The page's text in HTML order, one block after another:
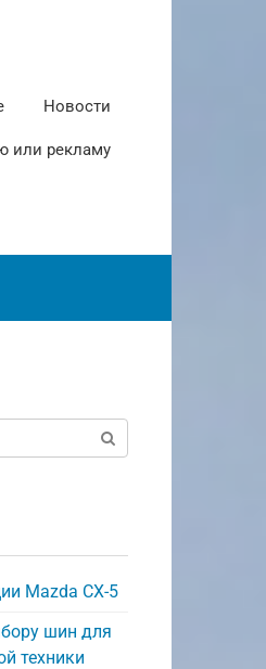
Новости
или рекламу
Mazda CX-5
шин для
техники